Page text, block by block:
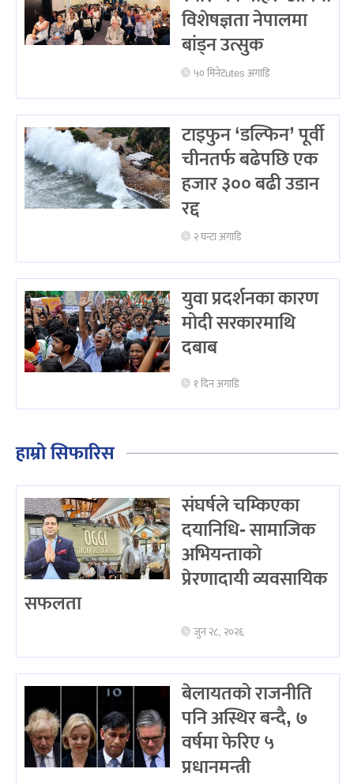
विशेषज्ञता नेपालमा
बांड्न उत्सुक
५० मिनेटutes अगाडि
टाइफुन ‘डल्फिन’ पूर्वी
चीनतर्फ बढेपछि एक
हजार ३०० बढी उडान
रद्द
२ घन्टा अगाडि
युवा प्रदर्शनका कारण
मोदी सरकारमाथि
दबाब
१ दिन अगाडि
हाम्रो सिफारिस
संघर्षले चम्किएका
दयानिधि- सामाजिक
अभियन्ताको
प्रेरणादायी व्यवसायिक
सफलता
जुन २८, २०२६
बेलायतको राजनीति
पनि अस्थिर बन्दै, ७
वर्षमा फेरिए ५
प्रधानमन्त्री